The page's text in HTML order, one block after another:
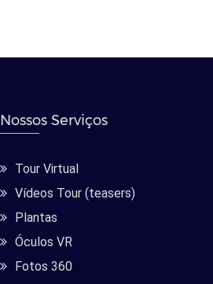
Nossos Serviços
Tour Virtual
Vídeos Tour (teasers)
Plantas
Óculos VR
Fotos 360